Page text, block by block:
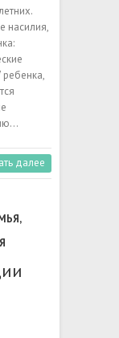
насилия,
ребенка,
далее
,